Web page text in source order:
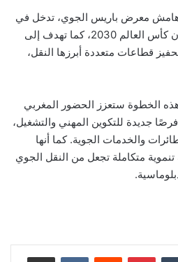
هامش معرض باريس الجوي، تدخل في
إطار استعداد المملكة لاحتضان كأس العالم 2030، كما تهدف إلى
قطاعات متعددة أبرزها النقل،
الخطوة ستعزز الحضور المغربي
جديدة للتكوين المهني والتشغيل،
والخدمات الجوية. كما أنها
متكاملة تجعل من النقل الجوي
بينتيريست مشاركة عبر البريد